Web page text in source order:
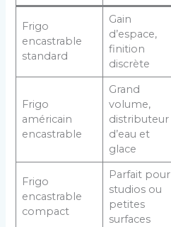
Frigo
encastrable
standard
Gain
d’espace,
finition
discrète
Frigo
américain
encastrable
Grand
volume,
distributeur
d’eau et
glace
Frigo
encastrable
compact
Parfait pour
studios ou
petites
surfaces